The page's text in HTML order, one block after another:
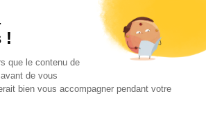
!
que le contenu de
de vous
bien vous accompagner pendant votre